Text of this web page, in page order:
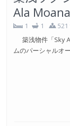
Ala
1 1 521
築浅物件「Sky
ムのパーシャルオ